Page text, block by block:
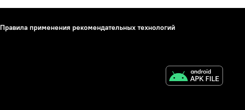
Правила применения рекомендательных технологий